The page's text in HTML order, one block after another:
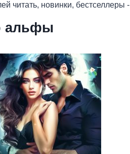
читать, новинки, бестселлеры -
альфы